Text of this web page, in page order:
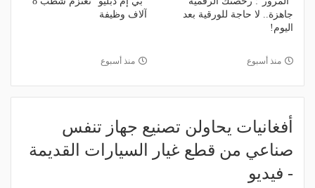
جاهزة.. لا حاجة للورقية بعد
اليوم!
منذ أسبوع
آلاف وظيفة
منذ أسبوع
أفغانيات يحاولن تصنيع جهاز تنفس
صناعي من قطع غيار السيارات القديمة
- فيديو